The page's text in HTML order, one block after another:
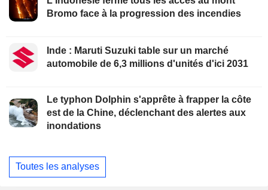
Bromo face à la progression des incendies
Inde : Maruti Suzuki table sur un marché
automobile de 6,3 millions d'unités d'ici 2031
Le typhon Dolphin s'apprête à frapper la côte
est de la Chine, déclenchant des alertes aux
inondations
Toutes les analyses